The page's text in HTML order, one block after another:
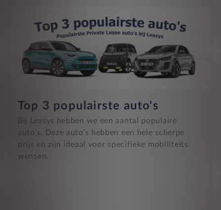
Top 3 populairste auto's
Bij Leasys hebben we een aantal populaire
auto's. Deze auto's hebben een hele scherpe
prijs en zijn ideaal voor specifieke mobiliteits
wensen.